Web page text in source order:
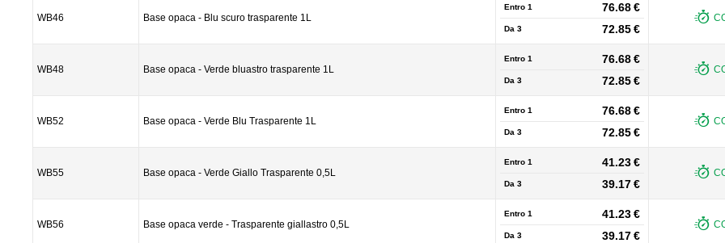
WB46 Base opaca - Blu scuro trasparente 1L
Entro 1 76.68 €
Da 3 72.85 €
WB48 Base opaca - Verde bluastro trasparente 1L
Entro 1 76.68 €
Da 3 72.85 €
WB52 Base opaca - Verde Blu Trasparente 1L
Entro 1 76.68 €
Da 3 72.85 €
WB55 Base opaca - Verde Giallo Trasparente 0,5L
Entro 1 41.23 €
Da 3 39.17 €
WB56 Base opaca verde - Trasparente giallastro 0,5L
Entro 1 41.23 €
Da 3 39.17 €